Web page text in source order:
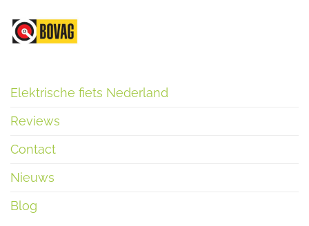
Elektrische fiets Nederland
Reviews
Contact
Nieuws
Blog